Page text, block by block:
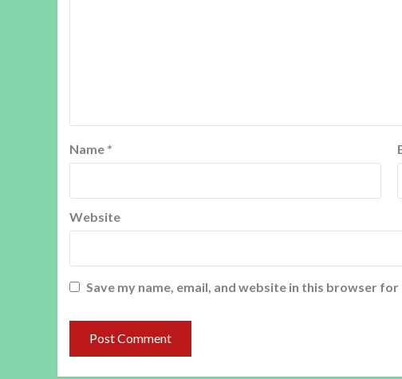
Name *
Website
Save my name, email, and website in this browser